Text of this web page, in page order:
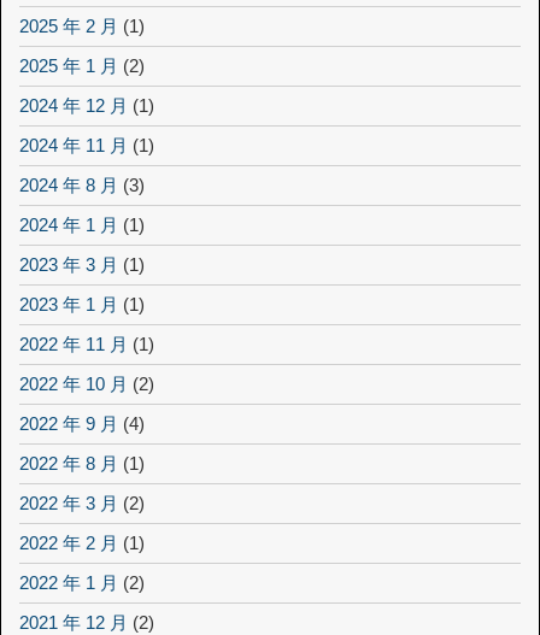
2025 年 2 月 (1)
2025 年 1 月 (2)
2024 年 12 月 (1)
2024 年 11 月 (1)
2024 年 8 月 (3)
2024 年 1 月 (1)
2023 年 3 月 (1)
2023 年 1 月 (1)
2022 年 11 月 (1)
2022 年 10 月 (2)
2022 年 9 月 (4)
2022 年 8 月 (1)
2022 年 3 月 (2)
2022 年 2 月 (1)
2022 年 1 月 (2)
2021 年 12 月 (2)